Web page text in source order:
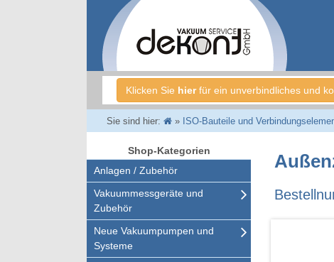
Klicken Sie hierfür ein unverbindliches und
Sie sind hier: » ISO-Bauteile und
Shop-Kategorien
Anlagen / Zubehör
Vakuummessgeräte und
Zubehör
Neue Vakuumpumpen und
Systeme